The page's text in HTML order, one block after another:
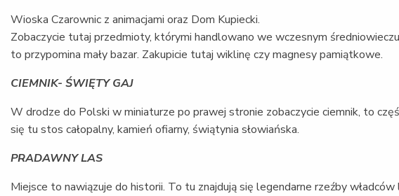
Wioska Czarownic z animacjami oraz Dom Kupiecki.
Zobaczycie tutaj przedmioty, którymi handlowano we wczesnym
to przypomina mały bazar. Zakupicie tutaj wiklinę czy magnesy pamiątkowe.
CIEMNIK- ŚWIĘTY GAJ
W drodze do Polski w miniaturze po prawej stronie zobaczycie ciemnik, to
się tu stos całopalny, kamień ofiarny, świątynia słowiańska.
PRADAWNY LAS
Miejsce to nawiązuje do historii. To tu znajdują się legendarne rzeźby władców